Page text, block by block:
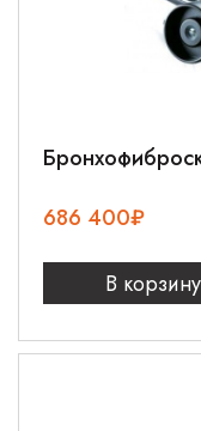
686 400₽
В корзину